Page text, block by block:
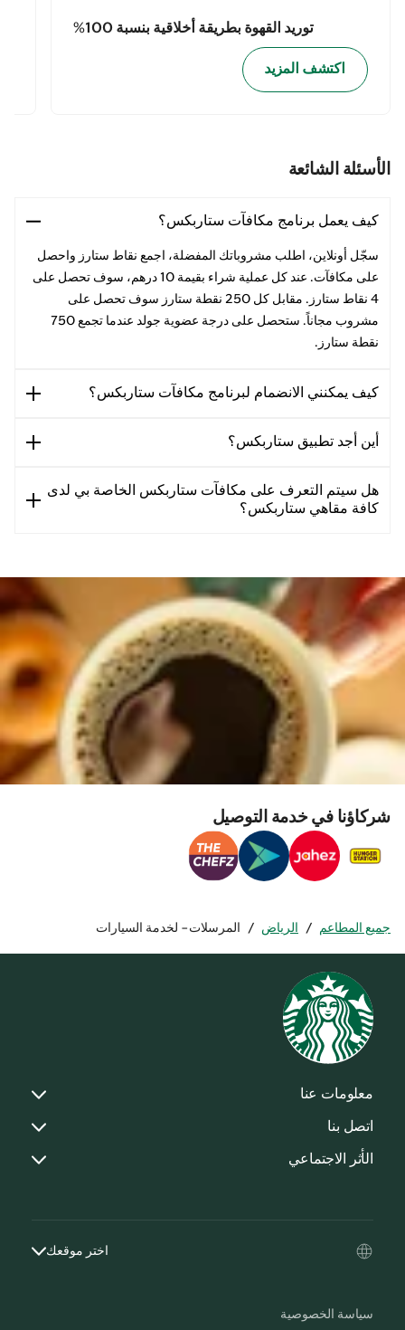
توريد القهوة بطريقة أخلاقية بنسبة 100%
اكتشف المزيد
الأسئلة الشائعة
كيف يعمل برنامج مكافآت ستاربكس؟
سجّل أونلاين، اطلب مشروباتك المفضلة، اجمع نقاط ستارز واحصل
على مكافآت. عند كل عملية شراء بقيمة 10 درهم، سوف تحصل على
4 نقاط ستارز. مقابل كل 250 نقطة ستارز سوف تحصل على
مشروب مجاناً. ستحصل على درجة عضوية جولد عندما تجمع 750
نقطة ستارز.
كيف يمكنني الانضمام لبرنامج مكافآت ستاربكس؟
أين أجد تطبيق ستاربكس؟
هل سيتم التعرف على مكافآت ستاربكس الخاصة بي لدى
كافة مقاهي ستاربكس؟
شركاؤنا في خدمة التوصيل
جميع المطاعم / الرياض / المرسلات- لخدمة السيارات
معلومات عنا
اتصل بنا
الأثر الاجتماعي
اختر موقعك
سياسة الخصوصية